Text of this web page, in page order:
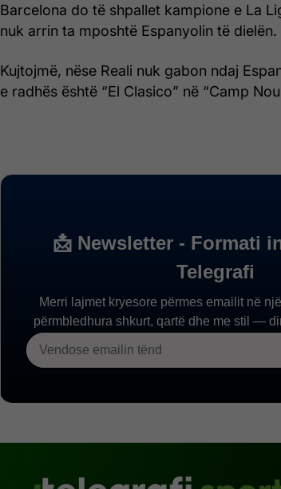
Barcelona do të shpallet kampione e La
nuk arrin ta mposhtë Espanyolin të dielën.
Kujtojmë, nëse Reali nuk gabon ndaj
e radhës është “El Clasico” në “Camp